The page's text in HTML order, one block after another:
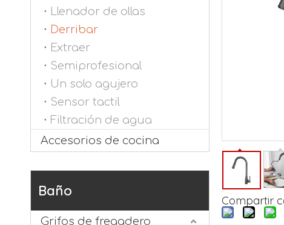
Llenador de ollas
Derribar
Extraer
Semiprofesional
Un solo agujero
Sensor tactil
Filtración de agua
Accesorios de cocina
Baño
Grifos de fregadero
Compartir